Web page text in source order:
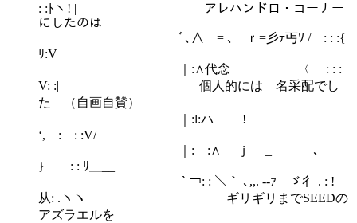
: :ﾄヽ! | アレハンドロ・コーナー
にしたのは
ﾞ､∧ー= ､ ｒ=彡ﾃ丐ｿ / : : :{
ﾘ:V
｜:∧代念 〈 : : :
V: :| 個人的には 名采配でし
た （自画自賛）
｜:l:ハ !
‘, : : :V/
｜:ゝ:∧ ｊ _ ､
} : : ﾘ＿__
` ￢: : ＼｀ ､,,. -‐ｧ ゞ彳 . : !
从: .ヽヽ ギリギリまでSEEDの
アズラエルを